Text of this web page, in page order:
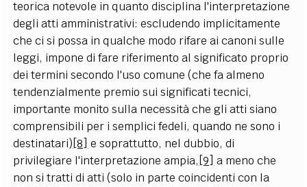
teorica notevole in quanto disciplina l'interpretazione
degli atti amministrativi: escludendo implicitamente
che ci si possa in qualche modo rifare ai canoni sulle
leggi, impone di fare riferimento al significato proprio
dei termini secondo l'uso comune (che fa almeno
tendenzialmente premio sui significati tecnici,
importante monito sulla necessità che gli atti siano
comprensibili per i semplici fedeli, quando ne sono i
destinatari) [8] e soprattutto, nel dubbio, di
privilegiare l'interpretazione ampia, [9] a meno che
non si tratti di atti (solo in parte coincidenti con la